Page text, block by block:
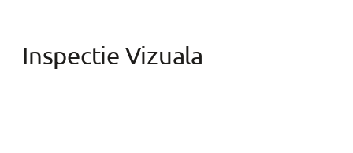
Inspectie Vizuala